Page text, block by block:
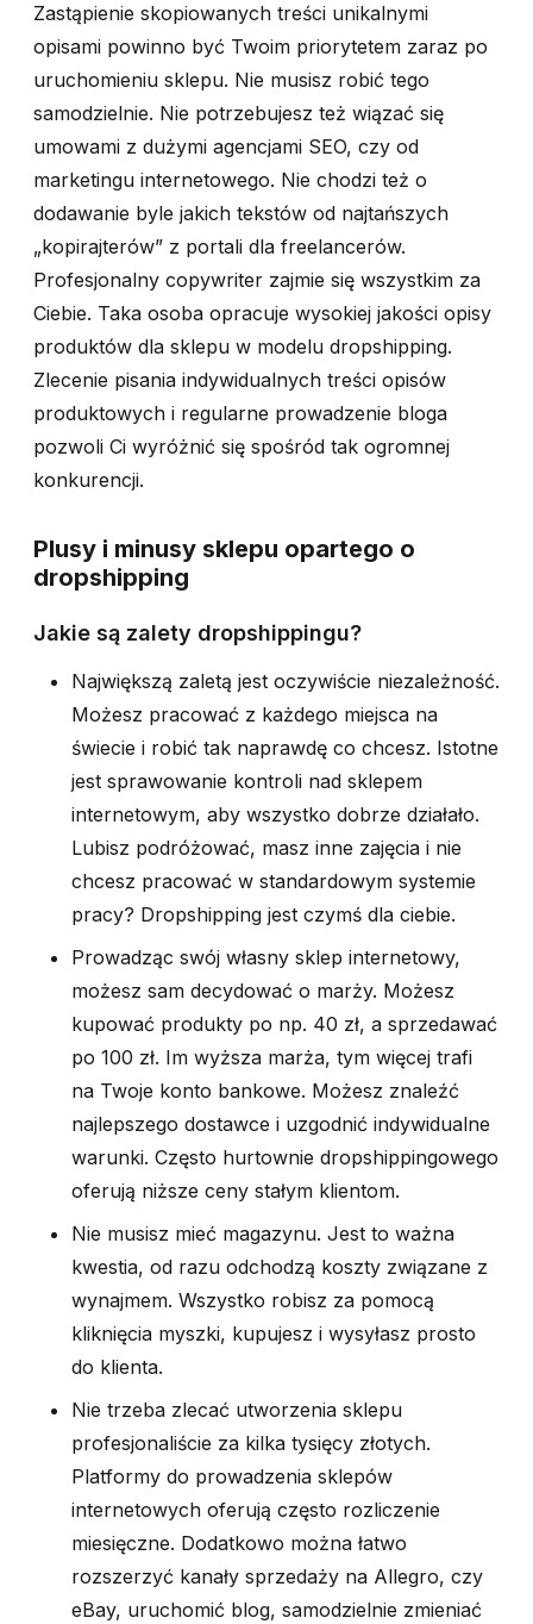
Zastąpienie skopiowanych treści unikalnymi
opisami powinno być Twoim priorytetem zaraz po
uruchomieniu sklepu. Nie musisz robić tego
samodzielnie. Nie potrzebujesz też wiązać się
umowami z dużymi agencjami SEO, czy od
marketingu internetowego. Nie chodzi też o
dodawanie byle jakich tekstów od najtańszych
„kopirajterów” z portali dla freelancerów.
Profesjonalny copywriter zajmie się wszystkim za
Ciebie. Taka osoba opracuje wysokiej jakości opisy
produktów dla sklepu w modelu dropshipping.
Zlecenie pisania indywidualnych treści opisów
produktowych i regularne prowadzenie bloga
pozwoli Ci wyróżnić się spośród tak ogromnej
konkurencji.
Plusy i minusy sklepu opartego o
dropshipping
Jakie są zalety dropshippingu?
Największą zaletą jest oczywiście niezależność.
Możesz pracować z każdego miejsca na
świecie i robić tak naprawdę co chcesz. Istotne
jest sprawowanie kontroli nad sklepem
internetowym, aby wszystko dobrze działało.
Lubisz podróżować, masz inne zajęcia i nie
chcesz pracować w standardowym systemie
pracy? Dropshipping jest czymś dla ciebie.
Prowadząc swój własny sklep internetowy,
możesz sam decydować o marży. Możesz
kupować produkty po np. 40 zł, a sprzedawać
po 100 zł. Im wyższa marża, tym więcej trafi
na Twoje konto bankowe. Możesz znaleźć
najlepszego dostawce i uzgodnić indywidualne
warunki. Często hurtownie dropshippingowego
oferują niższe ceny stałym klientom.
Nie musisz mieć magazynu. Jest to ważna
kwestia, od razu odchodzą koszty związane z
wynajmem. Wszystko robisz za pomocą
kliknięcia myszki, kupujesz i wysyłasz prosto
do klienta.
Nie trzeba zlecać utworzenia sklepu
profesjonaliście za kilka tysięcy złotych.
Platformy do prowadzenia sklepów
internetowych oferują często rozliczenie
miesięczne. Dodatkowo można łatwo
rozszerzyć kanały sprzedaży na Allegro, czy
eBay, uruchomić blog, samodzielnie zmieniać